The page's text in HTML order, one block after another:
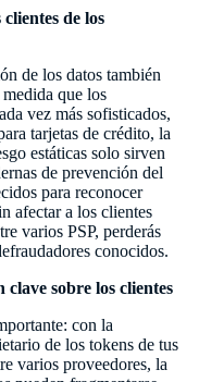
de los
de los datos también
que los
vez más sofisticados,
tarjetas de crédito, la
estáticas solo sirven
de prevención del
para reconocer
afectar a los clientes
varios PSP, perderás
conocidos.
sobre los clientes
con la
de los tokens de tus
varios proveedores, la